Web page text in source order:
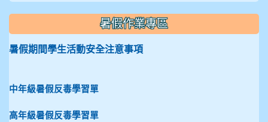
暑假作業專區
暑假期間學生活動安全注意事項
中年級暑假反毒學習單
高年級暑假反毒學習單